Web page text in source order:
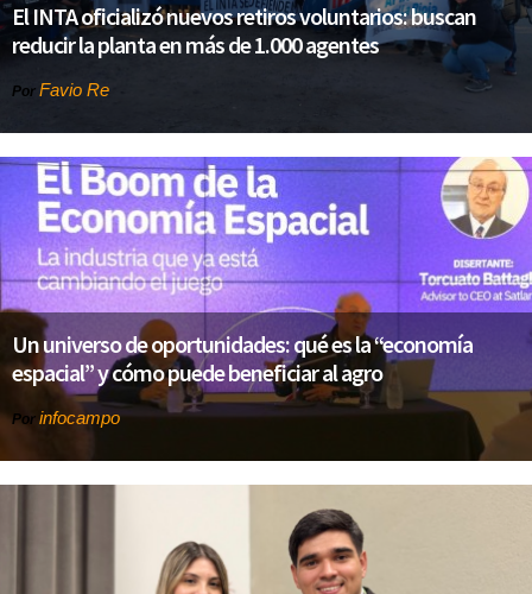
El INTA oficializó nuevos retiros voluntarios: buscan
reducir la planta en más de 1.000 agentes
Por Favio Re
Un universo de oportunidades: qué es la “economía
espacial” y cómo puede beneficiar al agro
Por infocampo